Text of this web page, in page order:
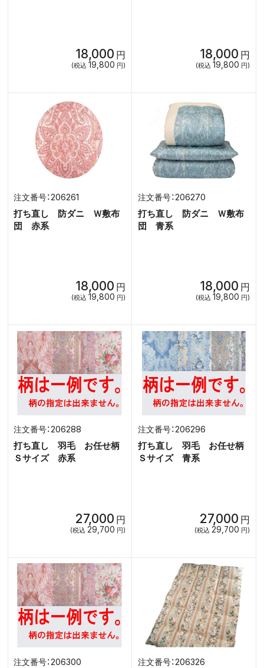
18,000 円
(税込 19,800 円)
18,000 円
(税込 19,800 円)
206261
打ち直し 防ダニ Ｗ敷布
団 赤系
18,000 円
(税込 19,800 円)
206270
打ち直し 防ダニ Ｗ敷布
団 青系
18,000 円
(税込 19,800 円)
206288
打ち直し 羽毛 お任せ柄
Ｓサイズ 赤系
27,000 円
(税込 29,700 円)
206296
打ち直し 羽毛 お任せ柄
Ｓサイズ 青系
27,000 円
(税込 29,700 円)
206300 206326